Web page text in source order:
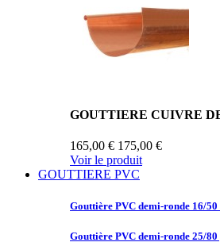
GOUTTIERE CUIVRE
165,00 € 175,00 €
Voir le produit
GOUTTIERE PVC
Gouttière PVC demi-ronde 16/50
Gouttière PVC demi-ronde 25/